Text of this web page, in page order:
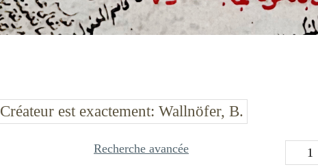
Créateur est exactement Wallnöfer, B.
Recherche avancée